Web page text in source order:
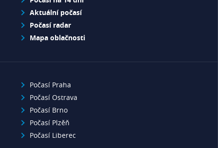
Aktuální počasí
Počasí radar
Mapa oblačnosti
Počasí Praha
Počasí Ostrava
Počasí Brno
Počasí Plzěň
Počasí Liberec